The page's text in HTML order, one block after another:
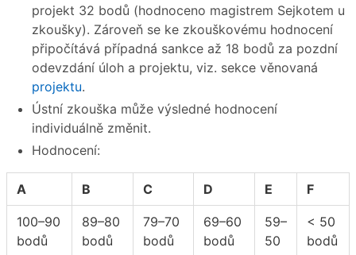
projekt 32 bodů (hodnoceno magistrem Sejkotem u
zkoušky). Zároveň se ke zkouškovému hodnocení
připočítává případná sankce až 18 bodů za pozdní
odevzdání úloh a projektu, viz. sekce věnovaná
projektu.
Ústní zkouška může výsledné hodnocení
individuálně změnit.
Hodnocení:
A B C D E F
100–90
bodů
89–80
bodů
79–70
bodů
69–60
bodů
59–
50
< 50
bodů